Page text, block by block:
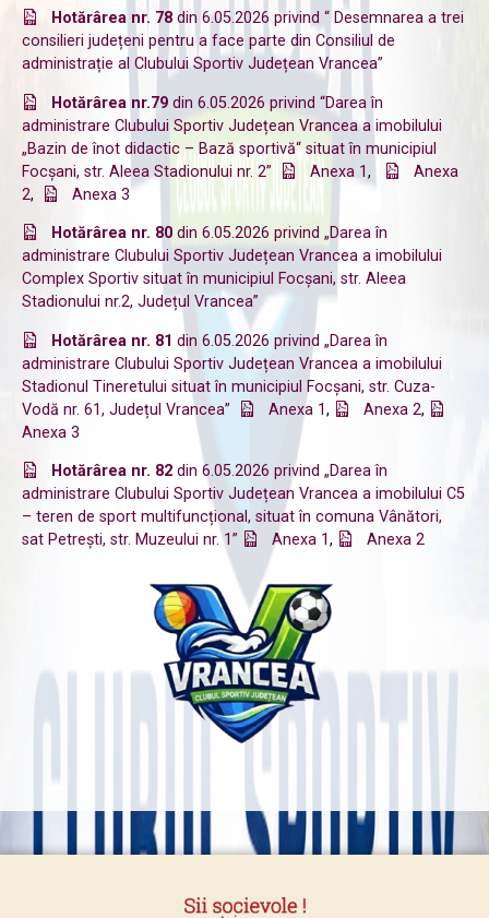
Hotărârea nr. 78 din 6.05.2026 privind “ Desemnarea a trei
consilieri județeni pentru a face parte din Consiliul de
administrație al Clubului Sportiv Județean Vrancea”
Hotărârea nr.79 din 6.05.2026 privind “Darea în
administrare Clubului Sportiv Județean Vrancea a imobilului
„Bazin de înot didactic – Bază sportivă“ situat în municipiul
Focșani, str. Aleea Stadionului nr. 2”
Anexa 1,
Anexa
2, Anexa 3
Hotărârea nr. 80 din 6.05.2026 privind „Darea în
administrare Clubului Sportiv Județean Vrancea a imobilului
Complex Sportiv situat în municipiul Focșani, str. Aleea
Stadionului nr.2, Județul Vrancea”
Hotărârea nr. 81 din 6.05.2026 privind „Darea în
administrare Clubului Sportiv Județean Vrancea a imobilului
Stadionul Tineretului situat în municipiul Focșani, str. Cuza-
Vodă nr. 61, Județul Vrancea”
Anexa 1, Anexa 2,
Anexa 3
Hotărârea nr. 82 din 6.05.2026 privind „Darea în
administrare Clubului Sportiv Județean Vrancea a imobilului C5
– teren de sport multifuncțional, situat în comuna Vânători,
sat Petrești, str. Muzeului nr. 1”
Anexa 1, Anexa 2